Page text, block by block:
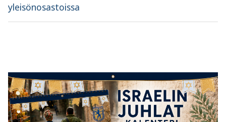
yleisönosastoissa